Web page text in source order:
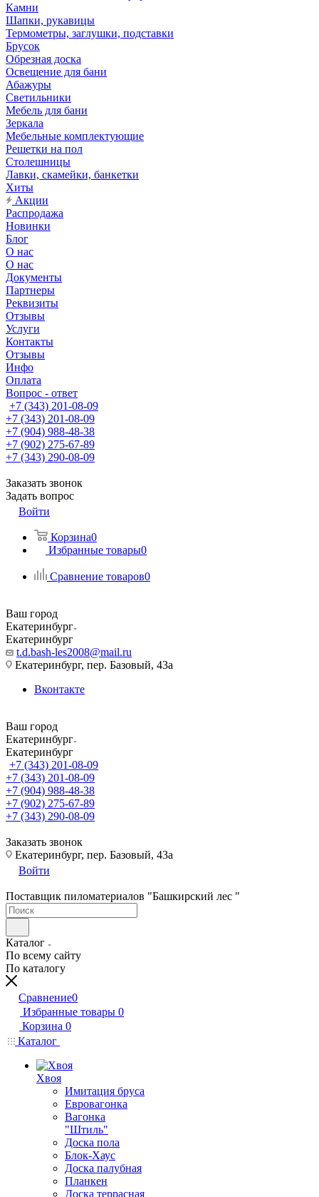
Камни
Шапки, рукавицы
Термометры, заглушки, подставки
Брусок
Обрезная доска
Освещение для бани
Абажуры
Светильники
Мебель для бани
Зеркала
Мебельные комплектующие
Решетки на пол
Столешницы
Лавки, скамейки, банкетки
Хиты
Акции
Распродажа
Новинки
Блог
О нас
О нас
Документы
Партнеры
Реквизиты
Отзывы
Услуги
Контакты
Отзывы
Инфо
Оплата
Вопрос - ответ
+7 (343) 201-08-09
+7 (343) 201-08-09
+7 (904) 988-48-38
+7 (902) 275-67-89
+7 (343) 290-08-09
Заказать звонок
Задать вопрос
Войти
Корзина0
Избранные товары0
Сравнение товаров0
Ваш город
Екатеринбург
Екатеринбург
t.d.bash-les2008@mail.ru
Екатеринбург, пер. Базовый, 43а
Вконтакте
Ваш город
Екатеринбург
Екатеринбург
+7 (343) 201-08-09
+7 (343) 201-08-09
+7 (904) 988-48-38
+7 (902) 275-67-89
+7 (343) 290-08-09
Заказать звонок
Екатеринбург, пер. Базовый, 43а
Войти
Поставщик пиломатериалов "Башкирский лес "
Каталог
По всему сайту
По каталогу
Сравнение0
Избранные товары 0
Корзина 0
Каталог
Хвоя
Имитация бруса
Евровагонка
Вагонка
"Штиль"
Доска пола
Блок-Хаус
Доска палубная
Планкен
Доска террасная